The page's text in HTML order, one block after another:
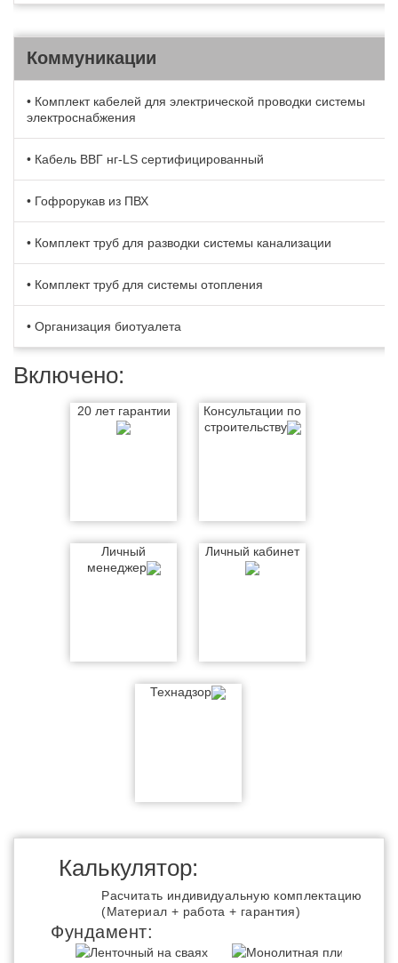
Коммуникации
• Комплект кабелей для электрической проводки системы
электроснабжения
• Кабель BBГ нг-LS сертифицированный
• Гофрорукав из ПВХ
• Комплект труб для разводки системы канализации
• Комплект труб для системы отопления
• Организация биотуалета
Включено:
20 лет гарантии
Консультации по
строительству
Личный
менеджер
Личный кабинет
Технадзор
Калькулятор:
Расчитать индивидуальную комплектацию
(Материал + работа + гарантия)
Фундамент: